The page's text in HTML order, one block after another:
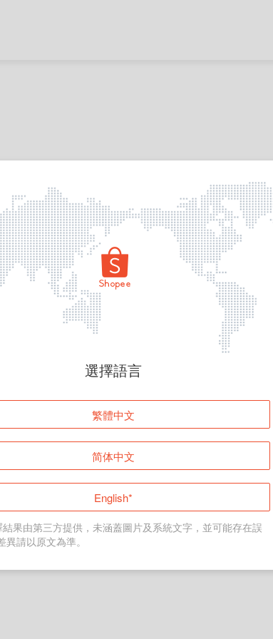
頁面無法顯示
登入
返回首頁
選擇語言
繁體中文
简体中文
English*
果由第三方提供，未涵蓋圖片及系統文字，並可能存在誤
異請以原文為準。